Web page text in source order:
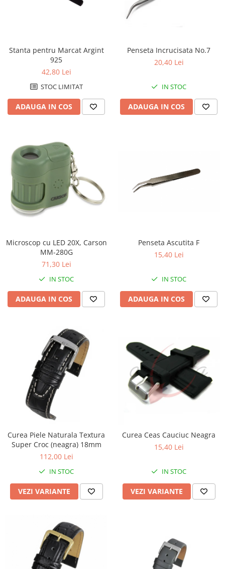
Stanta pentru Marcat Argint
925
42,80 Lei
STOC LIMITAT
ADAUGA IN COS
Penseta Incrucisata No.7
20,40 Lei
IN STOC
ADAUGA IN COS
Microscop cu LED 20X, Carson
MM-280G
71,30 Lei
IN STOC
ADAUGA IN COS
Penseta Ascutita F
15,40 Lei
IN STOC
ADAUGA IN COS
Curea Piele Naturala Textura
Super Croc (neagra) 18mm
112,00 Lei
IN STOC
VEZI VARIANTE
Curea Ceas Cauciuc Neagra
15,40 Lei
IN STOC
VEZI VARIANTE